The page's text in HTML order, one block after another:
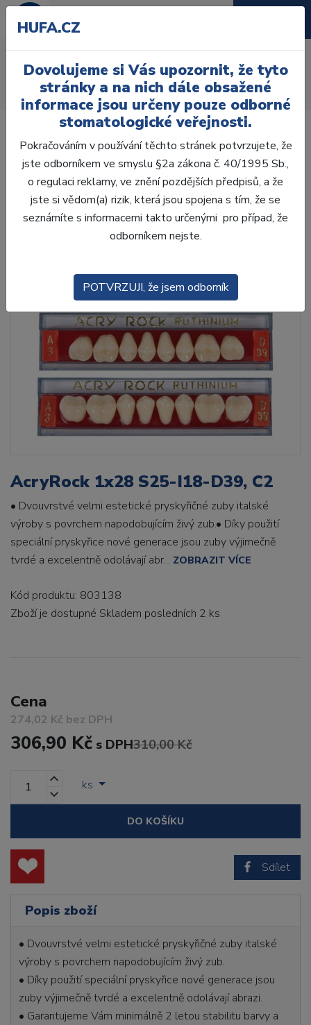
Úvod Zuby
AcryRock
AcryRock 1x28 S25-I18-D39, C2
AcryRock 1x28 S25-I18-D39, C2
• Dvouvrstvé velmi estetické pryskyřičné zuby italské
výroby s povrchem napodobujícím živý zub.• Díky použití
speciální pryskyřice nové generace jsou zuby výjimečně
tvrdé a excelentně odolávají abr... ZOBRAZIT VÍCE
Kód produktu: 803138
Zboží je dostupné Skladem posledních 2 ks
Cena
274,02 Kč bez DPH
306,90 Kč s DPH310,00 Kč
ks
DO KOŠÍKU
Sdílet
Popis zboží
• Dvouvrstvé velmi estetické pryskyřičné zuby italské
výroby s povrchem napodobujícím živý zub.
• Díky použití speciální pryskyřice nové generace jsou
zuby výjimečně tvrdé a excelentně odolávají abrazi.
• Garantujeme Vám minimálně 2 letou stabilitu barvy a
HUFA.CZ
Dovolujeme si Vás upozornit, že tyto
stránky a na nich dále obsažené
informace jsou určeny pouze odborné
stomatologické veřejnosti.
Pokračováním v používání těchto stránek potvrzujete, že
jste odborníkem ve smyslu §2a zákona č. 40/1995 Sb.,
o regulaci reklamy, ve znění pozdějších předpisů, a že
jste si vědom(a) rizik, která jsou spojena s tím, že se
seznámíte s informacemi takto určenými pro případ, že
odborníkem nejste.
POTVRZUJI, že jsem odborník